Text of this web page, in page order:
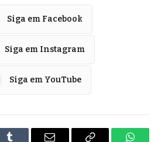
Siga em Facebook
Siga em Instagram
Siga em YouTube